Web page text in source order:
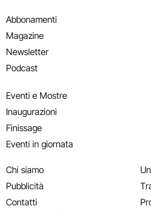
Abbonamenti
Magazine
Newsletter
Podcast
Eventi e Mostre
Inaugurazioni
Finissage
Eventi in giornata
Chi siamo
Pubblicità
Contatti